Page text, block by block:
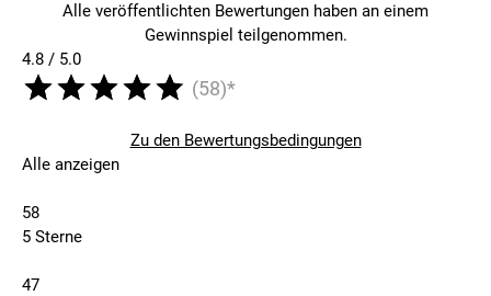
Alle veröffentlichten Bewertungen haben an einem
Gewinnspiel teilgenommen.
4.8 / 5.0
(58)*
Zu den Bewertungsbedingungen
Alle anzeigen
58
5 Sterne
47